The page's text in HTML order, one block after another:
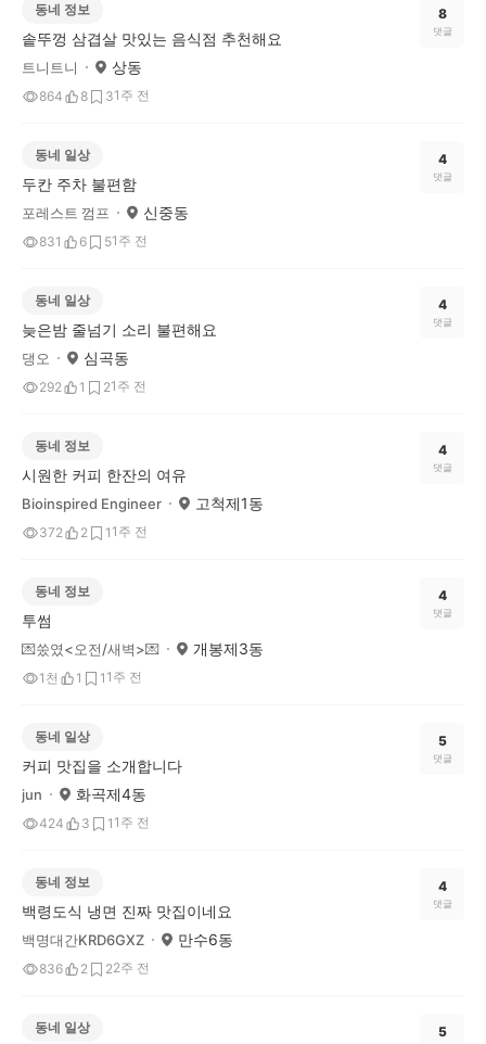
동네 정보
솥뚜껑 삼겹살 맛있는 음식점 추천해요
트니트니 상동
864 8 31주 전
8
댓글
동네 일상
두칸 주차 불편함
포레스트 껌프 신중동
831 6 51주 전
4
댓글
동네 일상
늦은밤 줄넘기 소리 불편해요
댕오 심곡동
292 1 21주 전
4
댓글
동네 정보
시원한 커피 한잔의 여유
Bioinspired Engineer 고척제1동
372 2 1 1주 전
4
댓글
동네 정보
투썸
💌쑸였<오전/새벽>💌 개봉제3동
1천 1 1 1주 전
4
댓글
동네 일상
커피 맛집을 소개합니다
jun 화곡제4동
424 3 1 1주 전
5
댓글
동네 정보
백령도식 냉면 진짜 맛집이네요
백명대간KRD6GXZ 만수6동
836 2 22주 전
4
댓글
동네 일상 5